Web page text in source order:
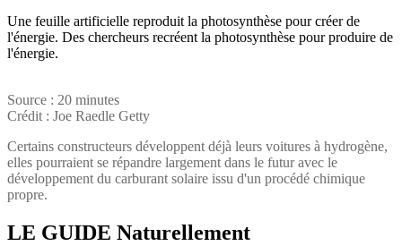
Une feuille artificielle reproduit la photosynthèse pour créer de
l'énergie. Des chercheurs recréent la photosynthèse pour produire de
l'énergie.
Source : 20 minutes
Crédit : Joe Raedle Getty
Certains constructeurs développent déjà leurs voitures à hydrogène,
elles pourraient se répandre largement dans le futur avec le
développement du carburant solaire issu d'un procédé chimique
propre.
LE GUIDE Naturellement